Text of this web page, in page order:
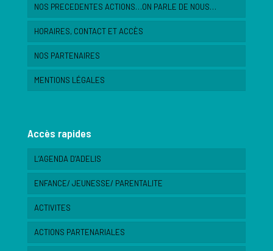
NOS PRECEDENTES ACTIONS…ON PARLE DE NOUS…
HORAIRES, CONTACT ET ACCÈS
NOS PARTENAIRES
MENTIONS LÉGALES
Accès rapides
L’AGENDA D’ADELIS
ENFANCE/ JEUNESSE/ PARENTALITE
ACTIVITES
ACTIONS PARTENARIALES